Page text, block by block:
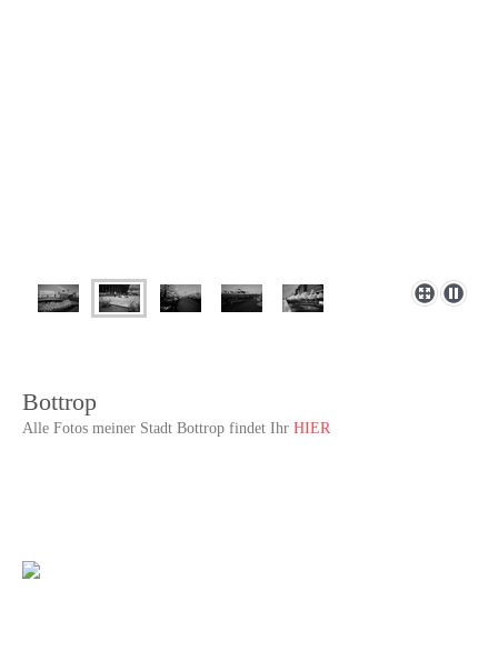
Bottrop
Alle Fotos meiner Stadt Bottrop findet Ihr HIER